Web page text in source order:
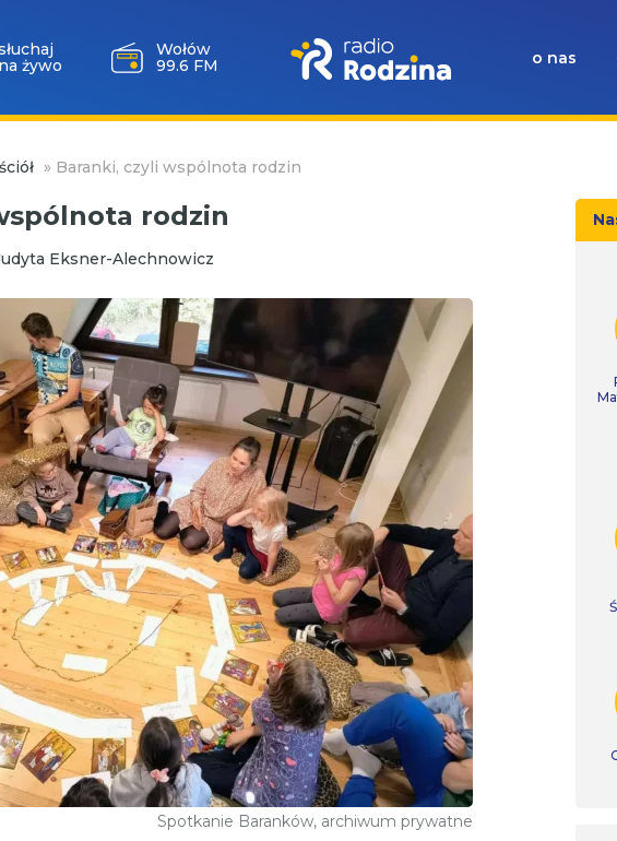
na żywo
Wołów
99.6 FM
o nas
» Baranki, czyli wspólnota rodzin
rodzin
Eksner-Alechnowicz
Spotkanie Baranków, archiwum prywatne